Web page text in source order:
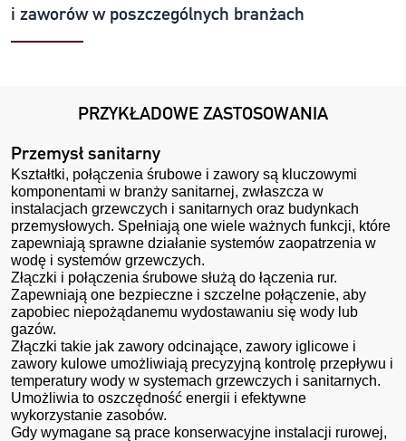
i zaworów w poszczególnych branżach
PRZYKŁADOWE ZASTOSOWANIA
Przemysł sanitarny
Kształtki, połączenia śrubowe i zawory są kluczowymi
komponentami w branży sanitarnej, zwłaszcza w
instalacjach grzewczych i sanitarnych oraz budynkach
przemysłowych. Spełniają one wiele ważnych funkcji, które
zapewniają sprawne działanie systemów zaopatrzenia w
wodę i systemów grzewczych.
Złączki i połączenia śrubowe służą do łączenia rur.
Zapewniają one bezpieczne i szczelne połączenie, aby
zapobiec niepożądanemu wydostawaniu się wody lub
gazów.
Złączki takie jak zawory odcinające, zawory iglicowe i
zawory kulowe umożliwiają precyzyjną kontrolę przepływu i
temperatury wody w systemach grzewczych i sanitarnych.
Umożliwia to oszczędność energii i efektywne
wykorzystanie zasobów.
Gdy wymagane są prace konserwacyjne instalacji rurowej,